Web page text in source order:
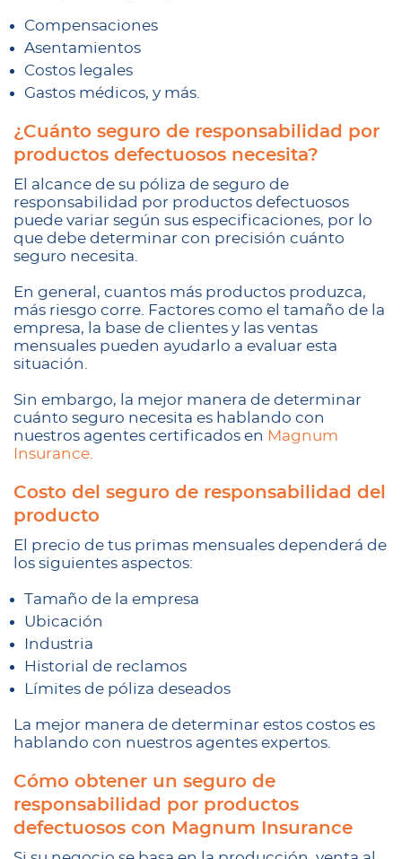
Compensaciones
Asentamientos
Costos legales
Gastos médicos, y más.
¿Cuánto seguro de responsabilidad por
productos defectuosos necesita?
El alcance de su póliza de seguro de
responsabilidad por productos defectuosos
puede variar según sus especificaciones, por lo
que debe determinar con precisión cuánto
seguro necesita.
En general, cuantos más productos produzca,
más riesgo corre. Factores como el tamaño de la
empresa, la base de clientes y las ventas
mensuales pueden ayudarlo a evaluar esta
situación.
Sin embargo, la mejor manera de determinar
cuánto seguro necesita es hablando con
nuestros agentes certificados en Magnum
Insurance.
Costo del seguro de responsabilidad del
producto
El precio de tus primas mensuales dependerá de
los siguientes aspectos:
Tamaño de la empresa
Ubicación
Industria
Historial de reclamos
Límites de póliza deseados
La mejor manera de determinar estos costos es
hablando con nuestros agentes expertos.
Cómo obtener un seguro de
responsabilidad por productos
defectuosos con Magnum Insurance